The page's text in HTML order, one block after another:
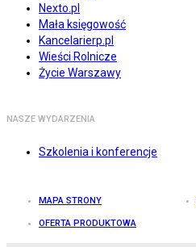
Nexto.pl
Mała księgowość
Kancelarierp.pl
Wieści Rolnicze
Życie Warszawy
NASZE WYDARZENIA
Szkolenia i konferencje
MAPA STRONY
OFERTA PRODUKTOWA